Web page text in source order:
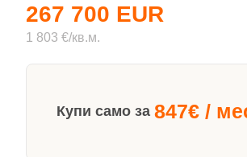
267 700 EUR
1 803 €/кв.м.
Купи само за 847€ /